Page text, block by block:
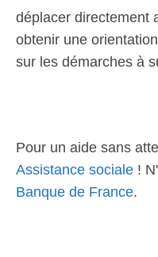
déplacer directement
obtenir une
sur les démarches à
Pour un aide sans
Assistance sociale !
Banque de France.